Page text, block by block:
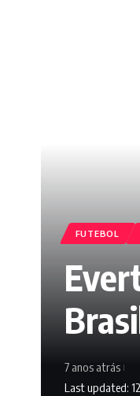
FUTEBOL
Last updated:
7 anos atrás